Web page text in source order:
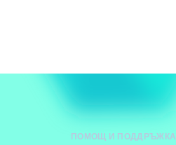
ПОМОЩ И ПОДДРЪЖКА